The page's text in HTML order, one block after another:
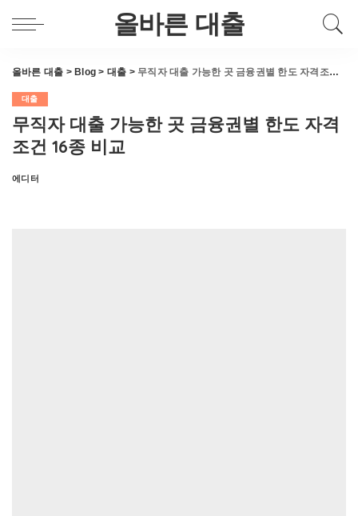
올바른 대출
올바른 대출 > Blog > 대출 > 무직자 대출 가능한 곳 금융권별 한도 자격조건 16종 비교
대출
무직자 대출 가능한 곳 금융권별 한도 자격
조건 16종 비교
Posted
에디터